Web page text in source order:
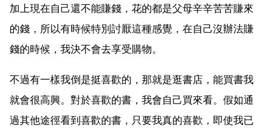
加上現在自己還不能賺錢，花的都是父母辛辛苦苦賺來
的錢，所以有時候特別討厭這種感覺，在自己沒辦法賺
錢的時候，我決不會去享受購物。
不過有一樣我倒是挺喜歡的，那就是逛書店，能買書我
就會很高興。對於喜歡的書，我會自己買來看。假如通
過其他途徑看到喜歡的書，只要我真的喜歡，即使我已